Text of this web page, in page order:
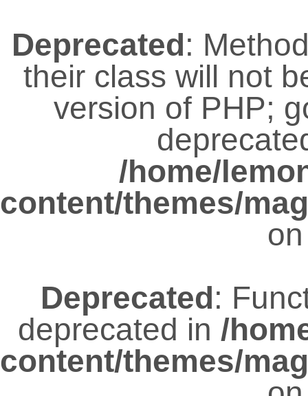
Deprecated:
their class will not
version of PHP;
/home/
content/themes/
Deprecated:
deprecated in /
content/themes/